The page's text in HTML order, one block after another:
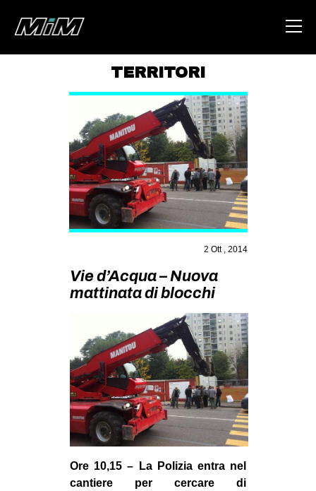
ABOUT
AREA
DEGENERAZIONE
GAZA FREESTYLE
CSOA LAMBRETTA
STUDENTI TSUNAMI
ZAM
MILANO
MOBILITAZIONI
SPAZI
SPORT POPOLARE
MOVIMENTI
AMBIENTE
TERRITORI
2 Ott , 2014
Vie d’Acqua – Nuova
mattinata di blocchi
Ore 10,15 – La Polizia entra nel
cantiere per cercare di